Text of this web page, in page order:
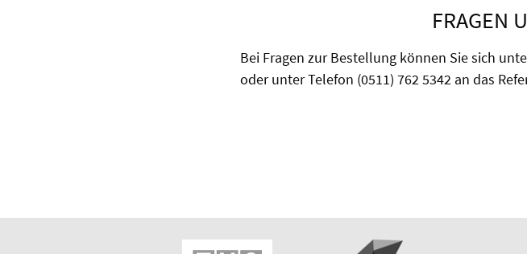
FRAGEN
Bei Fragen zur Bestellung können Sie sich
oder unter Telefon (0511) 762 5342 an das